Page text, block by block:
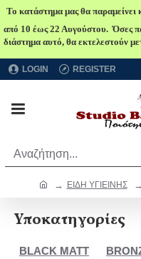
Το κατάστημα μας θα
από 10 έως 22 Αυγούστου. Όσες
διάστημα αυτό, θα εκτελεστούν
LOGIN REGISTER
ΕΙΔΗ ΥΓΙΕΙΝΗΣ
Υποκατηγορίες
BLACK MATT